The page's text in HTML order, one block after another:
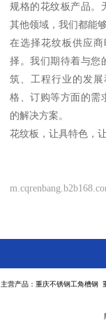
规格的花纹板产品。
其他领域，我们都能
在选择花纹板供应
择。我们期待着与您
筑、工程行业的发
格、订购等方面的需
的解决方案。
花纹板，让具特色，
主营产品：重庆不锈钢工角槽钢